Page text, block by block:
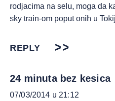
rodjacima na selu, moga da
sky train-om poput onih u
REPLY
24 minuta bez kesica
07/03/2014 u 21:12